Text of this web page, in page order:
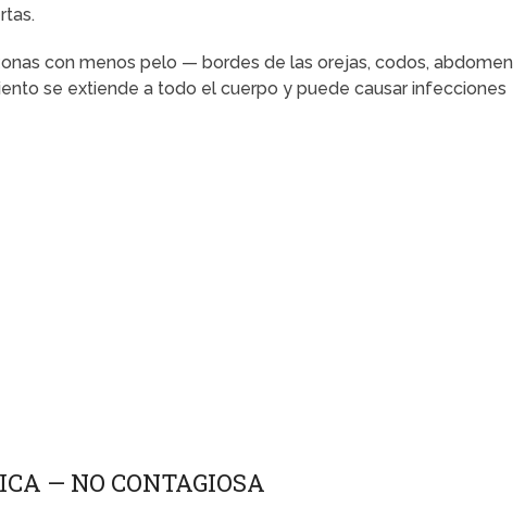
con menos pelo — bordes de las orejas, codos, abdomen
se extiende a todo el cuerpo y puede causar infecciones
— NO CONTAGIOSA